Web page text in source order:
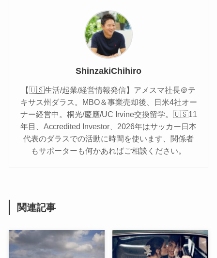
ShinzakiChihiro
【🇺🇸生活/起業/経営情報発信】アメスマ社長＠テ
キサス州ダラス。MBO＆事業売却後、日米4社オー
ナー経営中。桐光/慶應/UC Irvine交換留学。🇺🇸11
年目、Accredited Investor、2026年はサッカー日本
代表のダラスでの活動に時間を使います、関係者
もサポーターも何かあればご相談ください。
関連記事